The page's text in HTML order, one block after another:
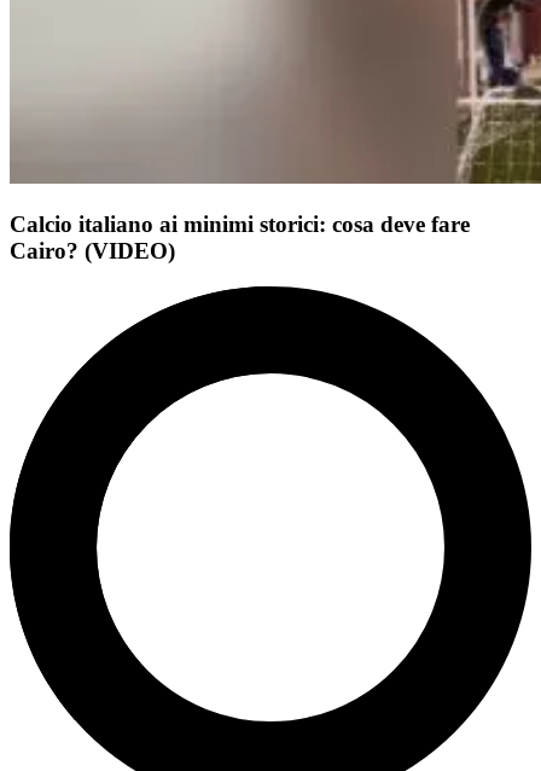
Calcio italiano ai minimi storici: cosa deve fare
Cairo? (VIDEO)